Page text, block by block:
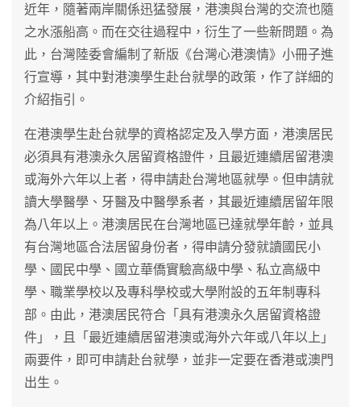
近年，隨著兩岸關係迅猛發展，港澳與台灣的交流也隨
之水漲船高。而在交往過程中，衍生了一些新問題。為
此，台灣陸委會編制了新版《台灣心港澳情》小冊子進
行宣導，其中對港澳學生赴台就學的政策，作了詳細的
介紹指引。
在港澳學生赴台就學的資格認定及入學方面，港澳居民
必須具有港澳永久居留資格證件，且最近連續居留港澳
或海外六年以上者，得申請赴台灣地區就學。但申請就
讀大學醫學、牙醫及中醫學系者，其最近連續居留年限
為八年以上。港澳居民在台灣地區已達就學年齡，並具
有台灣地區合法居留身份者，得申請分發就讀國民小
學、國民中學、國立華僑實驗高級中學、私立高級中
學、職業學校以及專科學校或大學附設的五年制專科
部。由此，港澳居民符合「具有港澳永久居留資格證
件」，且「最近連續居留港澳或海外六年或八年以上」
兩要件，即可申請赴台就學，並非一定要在香港或澳門
出生。